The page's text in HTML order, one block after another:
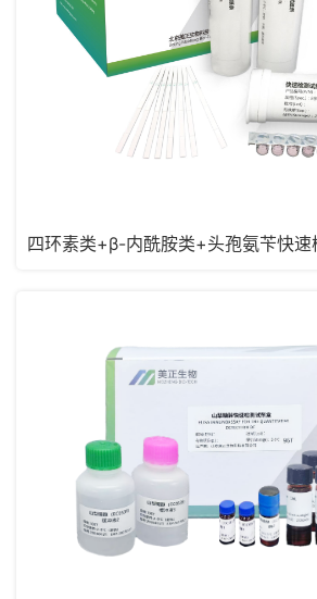
四环素类+β-内酰胺类+头孢氨苄快速